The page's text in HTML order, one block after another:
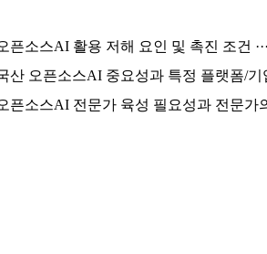
픈소스AI 활용 저해 요인 및 촉진 조건
산 오픈소스AI 중요성과 특정 플랫폼/
픈소스AI 전문가 육성 필요성과 전문가